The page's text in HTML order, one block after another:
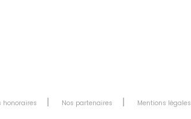
honoraires Nos partenaires Mentions légales